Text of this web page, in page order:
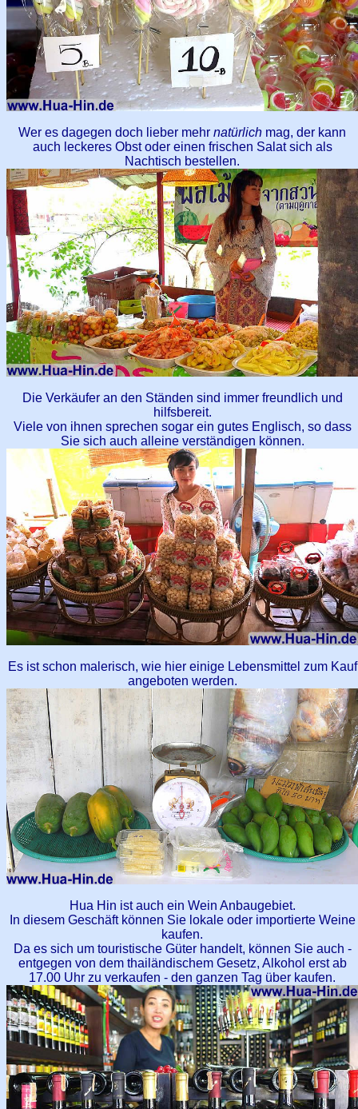
Wer es dagegen doch lieber mehr natürlich mag, der kann
auch leckeres Obst oder einen frischen Salat sich als
Nachtisch bestellen.
Die Verkäufer an den Ständen sind immer freundlich und
hilfsbereit.
Viele von ihnen sprechen sogar ein gutes Englisch, so dass
Sie sich auch alleine verständigen können.
Es ist schon malerisch, wie hier einige Lebensmittel zum Kauf
angeboten werden.
Hua Hin ist auch ein Wein Anbaugebiet.
In diesem Geschäft können Sie lokale oder importierte Weine
kaufen.
Da es sich um touristische Güter handelt, können Sie auch -
entgegen von dem thailändischem Gesetz, Alkohol erst ab
17.00 Uhr zu verkaufen - den ganzen Tag über kaufen.